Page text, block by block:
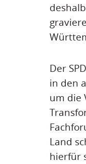
Der
in den
um die
Land
hierfür